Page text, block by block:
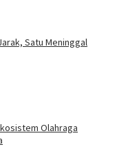
Satu Meninggal
Olahraga